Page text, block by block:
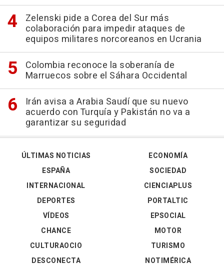
Zelenski pide a Corea del Sur más
colaboración para impedir ataques de
equipos militares norcoreanos en Ucrania
Colombia reconoce la soberanía de
Marruecos sobre el Sáhara Occidental
Irán avisa a Arabia Saudí que su nuevo
acuerdo con Turquía y Pakistán no va a
garantizar su seguridad
ÚLTIMAS NOTICIAS
ESPAÑA
INTERNACIONAL
DEPORTES
VÍDEOS
ECONOMÍA
SOCIEDAD
CIENCIAPLUS
PORTALTIC
EPSOCIAL
CHANCE
CULTURAOCIO
DESCONECTA
MOTOR
TURISMO
NOTIMÉRICA